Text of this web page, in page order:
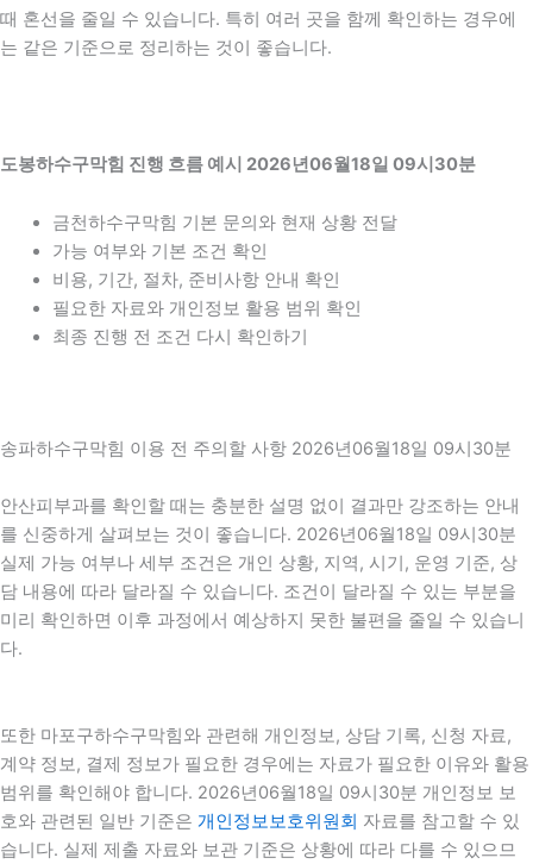
때 혼선을 줄일 수 있습니다. 특히 여러 곳을 함께 확인하는 경우에
는 같은 기준으로 정리하는 것이 좋습니다.
도봉하수구막힘 진행 흐름 예시 2026년06월18일 09시30분
금천하수구막힘 기본 문의와 현재 상황 전달
가능 여부와 기본 조건 확인
비용, 기간, 절차, 준비사항 안내 확인
필요한 자료와 개인정보 활용 범위 확인
최종 진행 전 조건 다시 확인하기
송파하수구막힘 이용 전 주의할 사항 2026년06월18일 09시30분
안산피부과를 확인할 때는 충분한 설명 없이 결과만 강조하는 안내
를 신중하게 살펴보는 것이 좋습니다. 2026년06월18일 09시30분
실제 가능 여부나 세부 조건은 개인 상황, 지역, 시기, 운영 기준, 상
담 내용에 따라 달라질 수 있습니다. 조건이 달라질 수 있는 부분을
미리 확인하면 이후 과정에서 예상하지 못한 불편을 줄일 수 있습니
다.
또한 마포구하수구막힘와 관련해 개인정보, 상담 기록, 신청 자료,
계약 정보, 결제 정보가 필요한 경우에는 자료가 필요한 이유와 활용
범위를 확인해야 합니다. 2026년06월18일 09시30분 개인정보 보
호와 관련된 일반 기준은 개인정보보호위원회 자료를 참고할 수 있
습니다. 실제 제출 자료와 보관 기준은 상황에 따라 다를 수 있으므